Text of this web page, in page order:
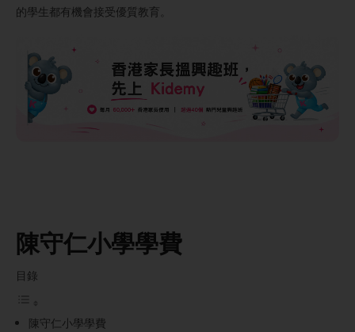
的學生都有機會接受優質教育。
陳守仁小學學費
目錄
陳守仁小學學費